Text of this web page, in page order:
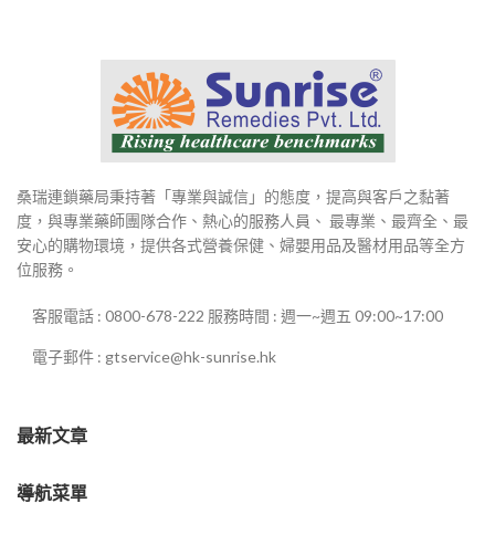
桑瑞連鎖藥局秉持著「專業與誠信」的態度，提高與客戶之黏著
度，與專業藥師團隊合作、熱心的服務人員、 最專業、最齊全、最
安心的購物環境，提供各式營養保健、婦嬰用品及醫材用品等全方
位服務。
客服電話 : 0800-678-222 服務時間 : 週一~週五 09:00~17:00
電子郵件 : gtservice@hk-sunrise.hk
最新文章
導航菜單